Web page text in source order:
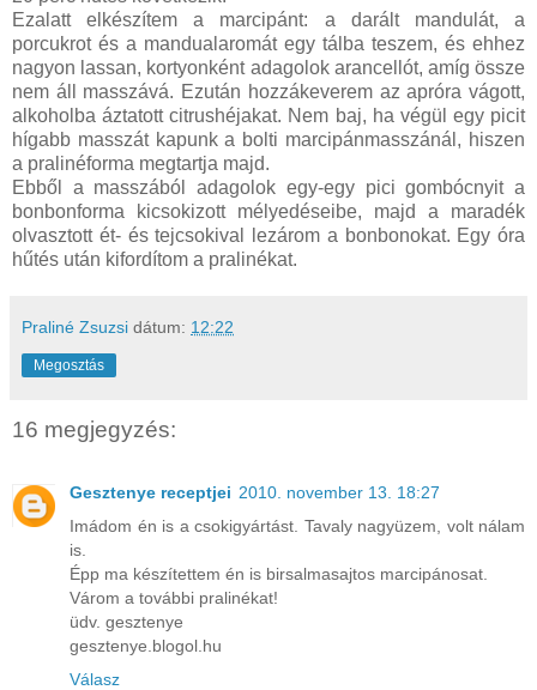
Ezalatt elkészítem a marcipánt: a darált mandulát, a
porcukrot és a mandualaromát egy tálba teszem, és ehhez
nagyon lassan, kortyonként adagolok arancellót, amíg össze
nem áll masszává. Ezután hozzákeverem az apróra vágott,
alkoholba áztatott citrushéjakat. Nem baj, ha végül egy picit
hígabb masszát kapunk a bolti marcipánmasszánál, hiszen
a pralinéforma megtartja majd.
Ebből a masszából adagolok egy-egy pici gombócnyit a
bonbonforma kicsokizott mélyedéseibe, majd a maradék
olvasztott ét- és tejcsokival lezárom a bonbonokat. Egy óra
hűtés után kifordítom a pralinékat.
Praliné Zsuzsi dátum: 12:22
Megosztás
16 megjegyzés:
Gesztenye receptjei 2010. november 13. 18:27
Imádom én is a csokigyártást. Tavaly nagyüzem, volt nálam
is.
Épp ma készítettem én is birsalmasajtos marcipánosat.
Várom a további pralinékat!
üdv. gesztenye
gesztenye.blogol.hu
Válasz